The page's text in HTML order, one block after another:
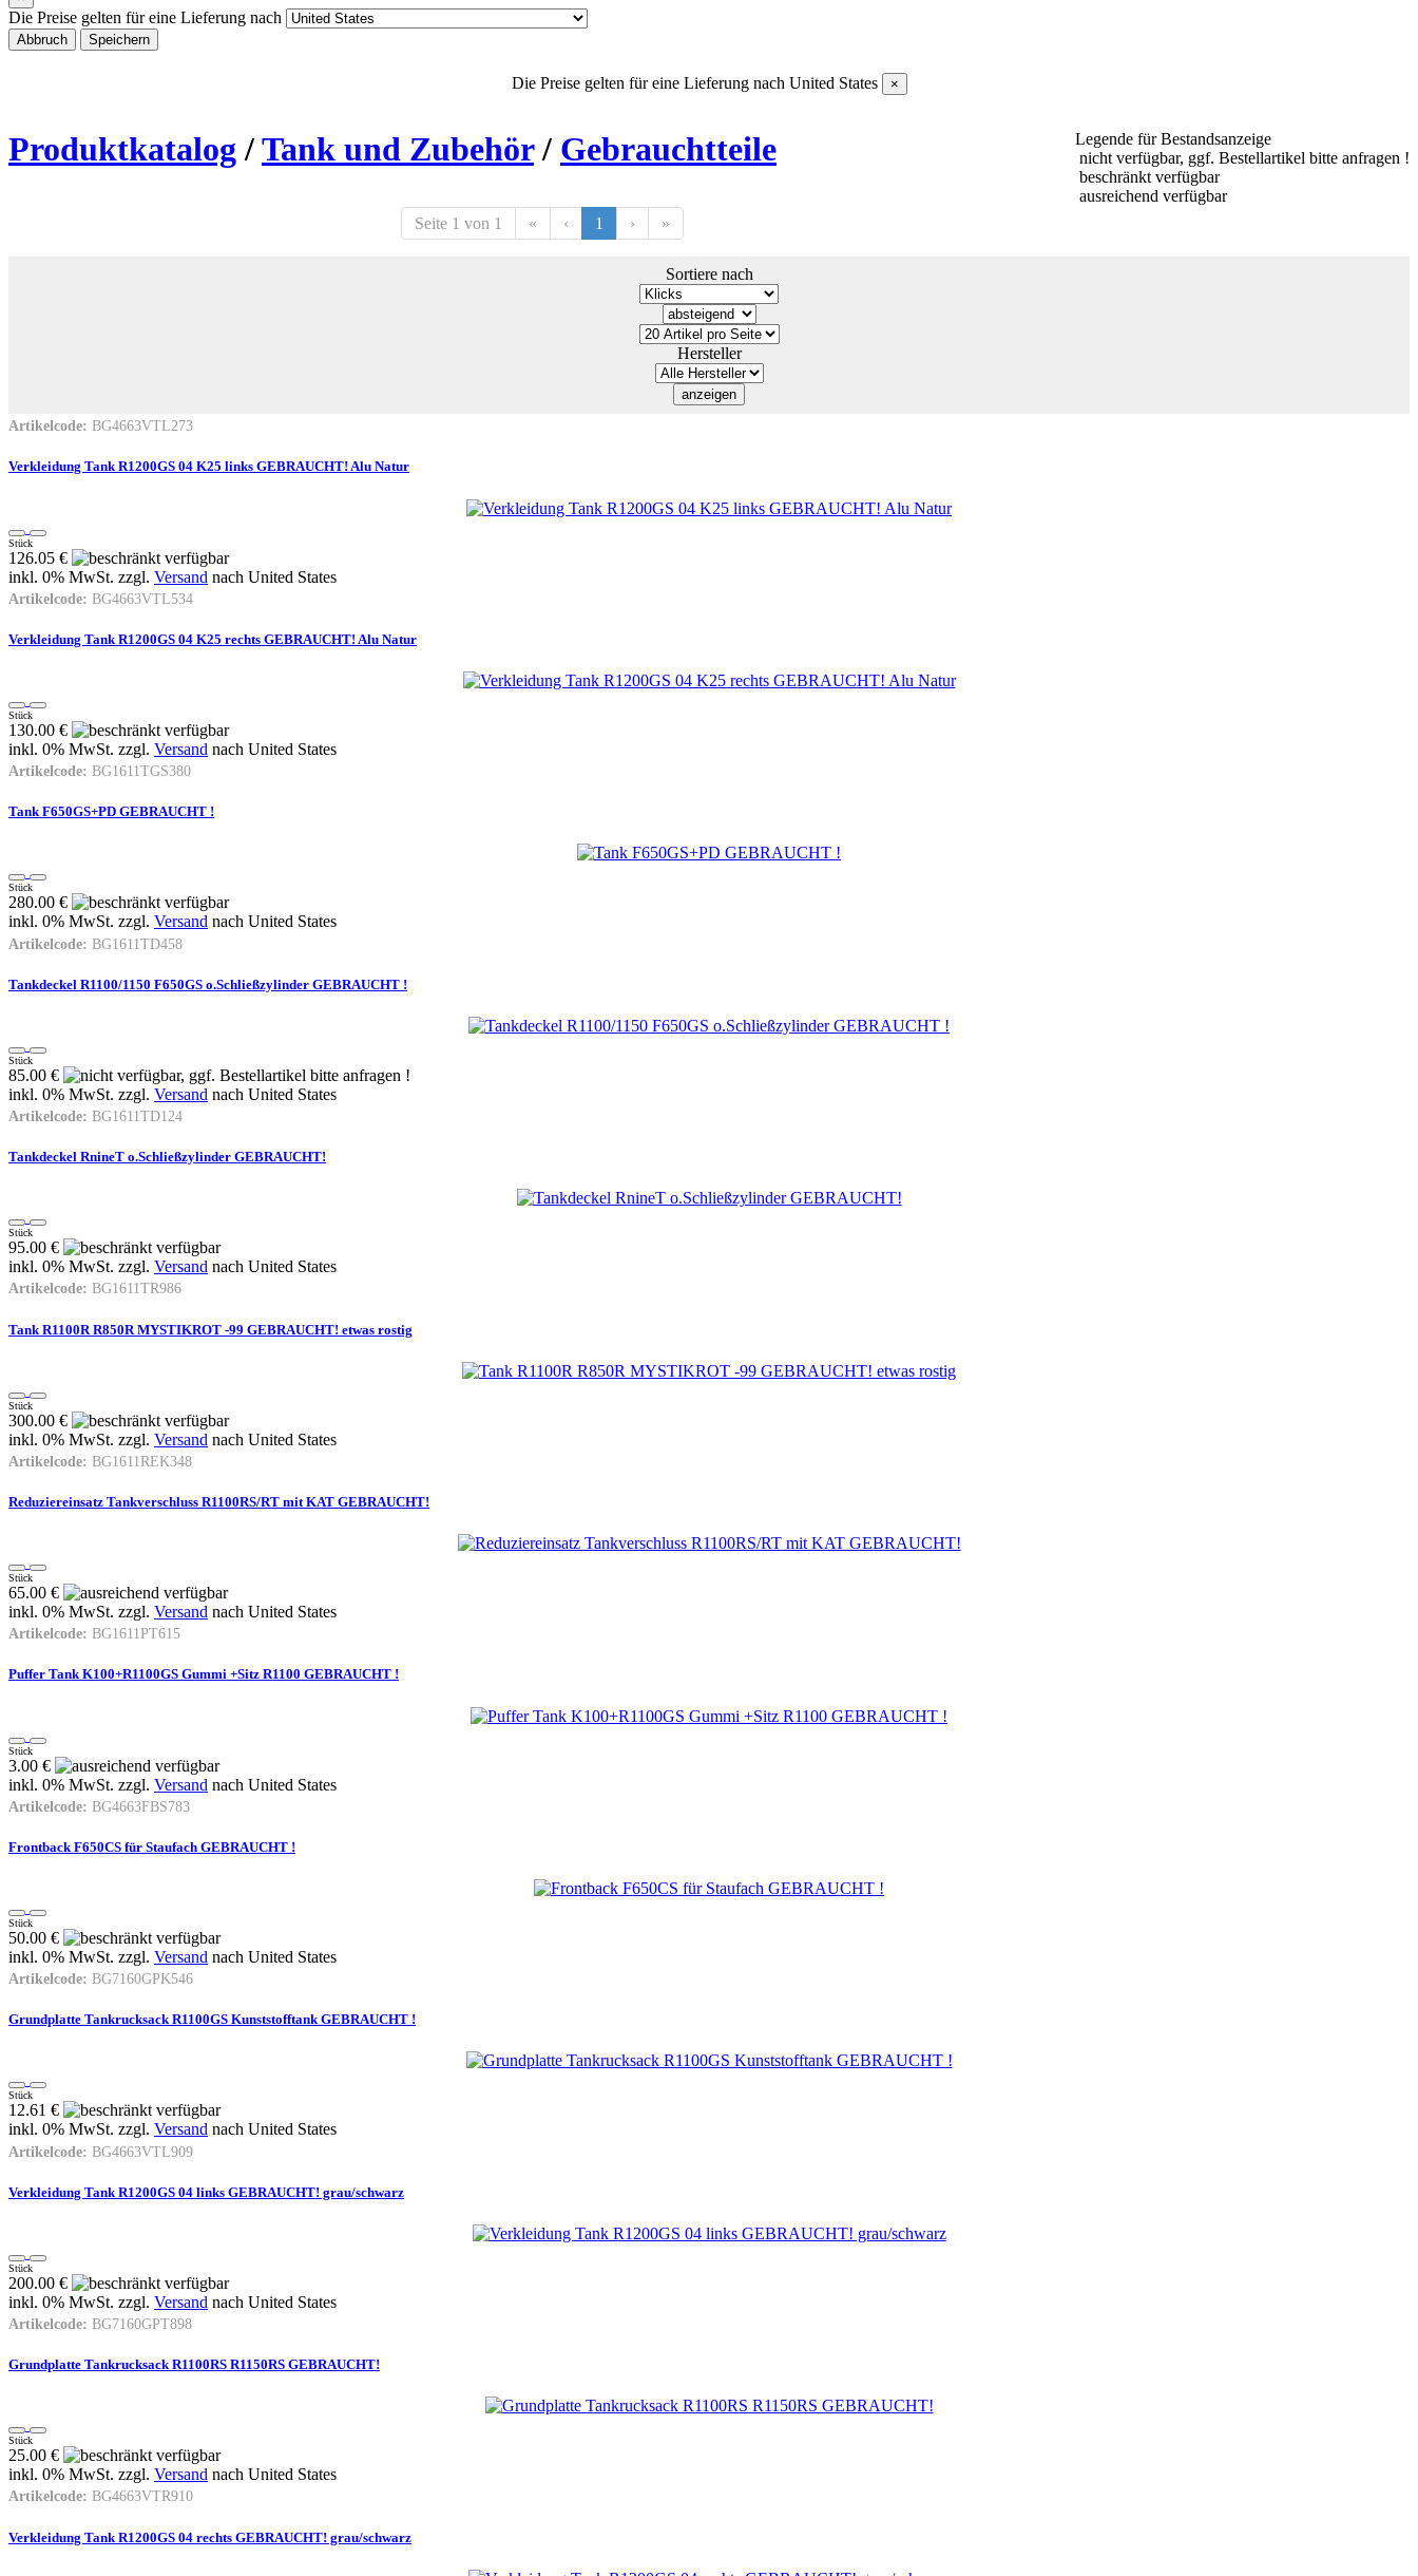
Die Preise gelten für eine Lieferung nach
Abbruch Speichern
Die Preise gelten für eine Lieferung nach United States ×
Legende für Bestandsanzeige
nicht verfügbar, ggf. Bestellartikel bitte anfragen !
beschränkt verfügbar
ausreichend verfügbar
Produktkatalog /Tank und Zubehör/ Gebrauchtteile
Seite 1 von 1 « ‹ 1 › »
Sortiere nach
Hersteller
Artikelcode: BG4663VTL273
Verkleidung Tank R1200GS 04 K25 links GEBRAUCHT! Alu Natur
Stück
126.05 €
inkl. 0% MwSt. zzgl. Versand nach United States
Artikelcode: BG4663VTL534
Verkleidung Tank R1200GS 04 K25 rechts GEBRAUCHT! Alu Natur
Stück
130.00 €
inkl. 0% MwSt. zzgl. Versand nach United States
Artikelcode: BG1611TGS380
Tank F650GS+PD GEBRAUCHT !
Stück
280.00 €
inkl. 0% MwSt. zzgl. Versand nach United States
Artikelcode: BG1611TD458
Tankdeckel R1100/1150 F650GS o.Schließzylinder GEBRAUCHT !
Stück
85.00 €
inkl. 0% MwSt. zzgl. Versand nach United States
Artikelcode: BG1611TD124
Tankdeckel RnineT o.Schließzylinder GEBRAUCHT!
Stück
95.00 €
inkl. 0% MwSt. zzgl. Versand nach United States
Artikelcode: BG1611TR986
Tank R1100R R850R MYSTIKROT -99 GEBRAUCHT! etwas rostig
Stück
300.00 €
inkl. 0% MwSt. zzgl. Versand nach United States
Artikelcode: BG1611REK348
Reduziereinsatz Tankverschluss R1100RS/RT mit KAT GEBRAUCHT!
Stück
65.00 €
inkl. 0% MwSt. zzgl. Versand nach United States
Artikelcode: BG1611PT615
Puffer Tank K100+R1100GS Gummi +Sitz R1100 GEBRAUCHT !
Stück
3.00 €
inkl. 0% MwSt. zzgl. Versand nach United States
Artikelcode: BG4663FBS783
Frontback F650CS für Staufach GEBRAUCHT !
Stück
50.00 €
inkl. 0% MwSt. zzgl. Versand nach United States
Artikelcode: BG7160GPK546
Grundplatte Tankrucksack R1100GS Kunststofftank GEBRAUCHT !
Stück
12.61 €
inkl. 0% MwSt. zzgl. Versand nach United States
Artikelcode: BG4663VTL909
Verkleidung Tank R1200GS 04 links GEBRAUCHT! grau/schwarz
Stück
200.00 €
inkl. 0% MwSt. zzgl. Versand nach United States
Artikelcode: BG7160GPT898
Grundplatte Tankrucksack R1100RS R1150RS GEBRAUCHT!
Stück
25.00 €
inkl. 0% MwSt. zzgl. Versand nach United States
Artikelcode: BG4663VTR910
Verkleidung Tank R1200GS 04 rechts GEBRAUCHT! grau/schwarz